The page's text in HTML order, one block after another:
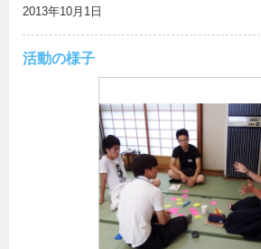
2013年10月1日
活動の様子